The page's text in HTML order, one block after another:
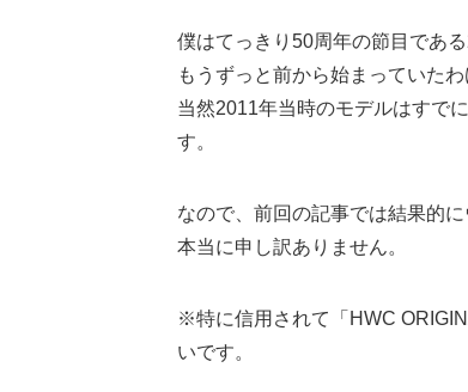
僕はてっきり50周年の節目であ
もうずっと前から始まっていたわ
当然2011年当時のモデルはすで
す。
なので、前回の記事では結果的
本当に申し訳ありません。
※特に信用されて「HWC
いです。